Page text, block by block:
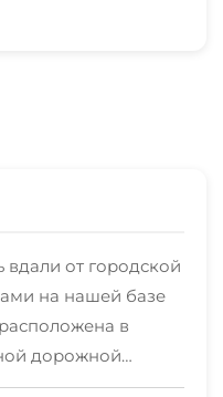
от городской
на нашей базе
в
дорожной